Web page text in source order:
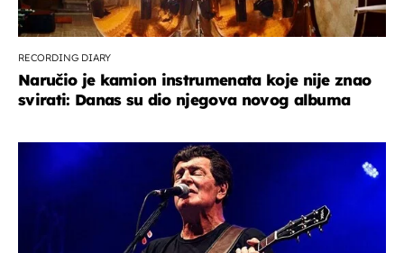
RECORDING DIARY
Naručio je kamion instrumenata koje nije znao
svirati: Danas su dio njegova novog albuma